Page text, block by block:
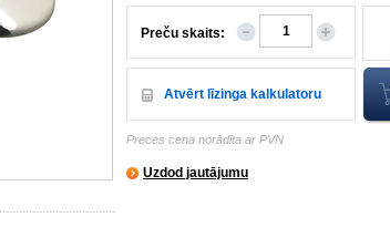
Preču skaits:
Atvērt līzinga kalkulatoru
Preces cena norādīta ar PVN
Uzdod jautājumu